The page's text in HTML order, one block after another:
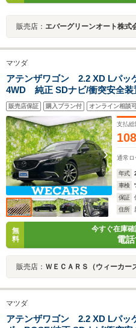
販売店： エバーグリーンオート株式
マツダ
アテンザワゴン 2.2 XD Lパッ
4WD 純正 SDナビ/衝突安全装
脱防止支援システム/シート フ
LED/Bluetooth接続/ETC/EBD
販売店保証 購入プラン付 オンライン相談
支払総
通常ロ
年式
車検
保証
住所
無
料
今すぐ在庫
電
販売店： ＷＥＣＡＲＳ（ウィーカー
マツダ
アテンザワゴン 2.2 XD Lパッ